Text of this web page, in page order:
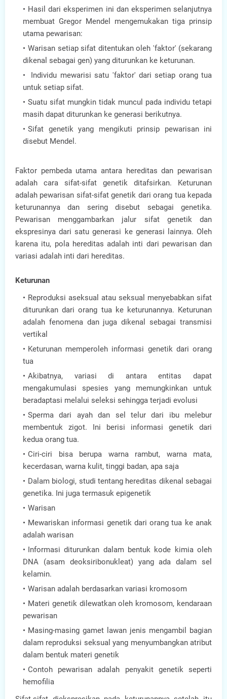
Hasil dari eksperimen ini dan eksperimen selanjutnya
membuat Gregor Mendel mengemukakan tiga prinsip
utama pewarisan:
Warisan setiap sifat ditentukan oleh 'faktor' (sekarang
dikenal sebagai gen) yang diturunkan ke keturunan.
Individu mewarisi satu 'faktor' dari setiap orang tua
untuk setiap sifat.
Suatu sifat mungkin tidak muncul pada individu tetapi
masih dapat diturunkan ke generasi berikutnya.
Sifat genetik yang mengikuti prinsip pewarisan ini
disebut Mendel.
Faktor pembeda utama antara hereditas dan pewarisan
adalah cara sifat-sifat genetik ditafsirkan. Keturunan
adalah pewarisan sifat-sifat genetik dari orang tua kepada
keturunannya dan sering disebut sebagai genetika.
Pewarisan menggambarkan jalur sifat genetik dan
ekspresinya dari satu generasi ke generasi lainnya. Oleh
karena itu, pola hereditas adalah inti dari pewarisan dan
variasi adalah inti dari hereditas.
Keturunan
Reproduksi aseksual atau seksual menyebabkan sifat
diturunkan dari orang tua ke keturunannya. Keturunan
adalah fenomena dan juga dikenal sebagai transmisi
vertikal
Keturunan memperoleh informasi genetik dari orang
tua
Akibatnya, variasi di antara entitas dapat
mengakumulasi spesies yang memungkinkan untuk
beradaptasi melalui seleksi sehingga terjadi evolusi
Sperma dari ayah dan sel telur dari ibu melebur
membentuk zigot. Ini berisi informasi genetik dari
kedua orang tua.
Ciri-ciri bisa berupa warna rambut, warna mata,
kecerdasan, warna kulit, tinggi badan, apa saja
Dalam biologi, studi tentang hereditas dikenal sebagai
genetika. Ini juga termasuk epigenetik
Warisan
Mewariskan informasi genetik dari orang tua ke anak
adalah warisan
Informasi diturunkan dalam bentuk kode kimia oleh
DNA (asam deoksiribonukleat) yang ada dalam sel
kelamin.
Warisan adalah berdasarkan variasi kromosom
Materi genetik dilewatkan oleh kromosom, kendaraan
pewarisan
Masing-masing gamet lawan jenis mengambil bagian
dalam reproduksi seksual yang menyumbangkan atribut
dalam bentuk materi genetik
Contoh pewarisan adalah penyakit genetik seperti
hemofilia